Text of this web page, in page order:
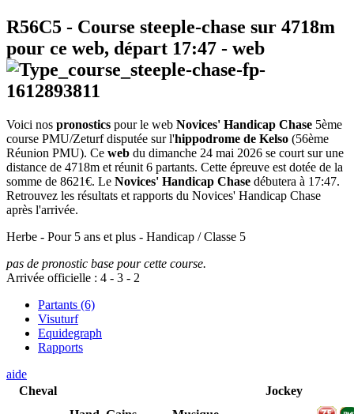
R56C5 - Course steeple-chase sur 4718m
pour ce web, départ 17:47 - web
Voici nos pronostics pour le web Novices' Handicap Chase 5ème
course PMU/Zeturf disputée sur l'hippodrome de Kelso (56ème
Réunion PMU). Ce web du dimanche 24 mai 2026 se court sur une
distance de 4718m et réunit 6 partants. Cette épreuve est dotée de la
somme de 8621€. Le Novices' Handicap Chase débutera à 17:47.
Retrouvez les résultats et rapports du Novices' Handicap Chase
après l'arrivée.
Herbe - Pour 5 ans et plus - Handicap / Classe 5
pas de pronostic base pour cette course.
Arrivée officielle : 4 - 3 - 2
Partants (6)
Visuturf
Equidegraph
Rapports
aide
Cheval
Jockey